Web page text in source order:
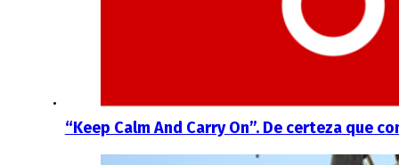
“Keep Calm And Carry On”. De certeza que